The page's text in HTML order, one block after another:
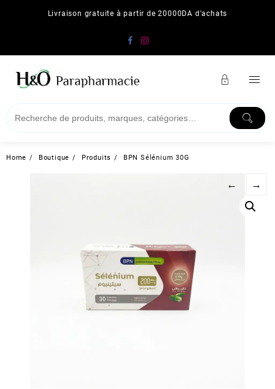
Livraison gratuite à partir de 20000DA d'achats
Home Boutique Produits BPN Sélénium 30G
← →